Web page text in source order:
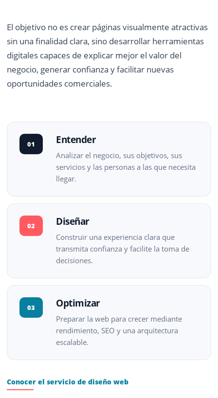
El objetivo no es crear páginas visualmente atractivas
sin una finalidad clara, sino desarrollar herramientas
digitales capaces de explicar mejor el valor del
negocio, generar confianza y facilitar nuevas
oportunidades comerciales.
01 Entender
Analizar el negocio, sus objetivos, sus
servicios y las personas a las que necesita
llegar.
02 Diseñar
Construir una experiencia clara que
transmita confianza y facilite la toma de
decisiones.
03 Optimizar
Preparar la web para crecer mediante
rendimiento, SEO y una arquitectura
escalable.
Conocer el servicio de diseño web